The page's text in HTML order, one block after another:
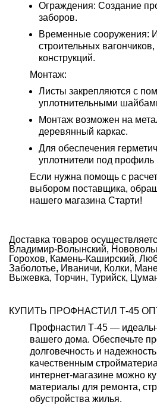
Ограждения: Создание
заборов.
Временные сооружения:
строительных
конструкций.
Монтаж:
Листы закрепляются с
уплотнительными
Монтаж возможен на
деревянный каркас.
Для обеспечения
уплотнители под
Если нужна помощь с
выбором поставщика,
нашего магазина Старти!
Доставка товаров
Владимир-Волынский,
Горохов, Камень-Каширский,
Заболотье, Иваничи, Колки,
Выжевка, Торчин, Турийск,
КУПИТЬ ПРОФНАСТИЛ Т-45
Профнастил Т-45 —
вашего дома. Обеспечьте
долговечность и
качественным
интернет-магазине можно
материалы для ремонта,
обустройства жилья.